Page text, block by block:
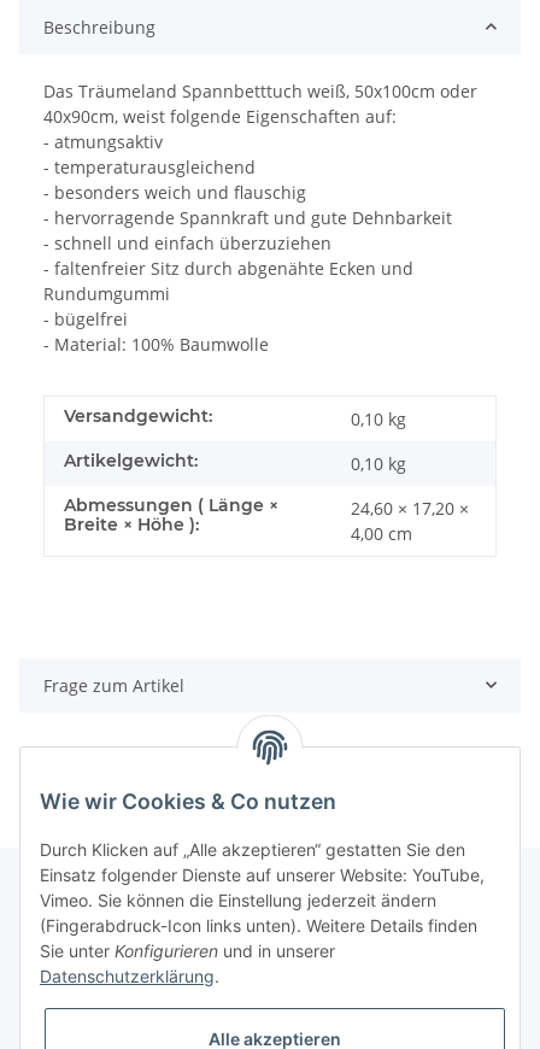
Beschreibung
Das Träumeland Spannbetttuch weiß, 50x100cm oder
40x90cm, weist folgende Eigenschaften auf:
- atmungsaktiv
- temperaturausgleichend
- besonders weich und flauschig
- hervorragende Spannkraft und gute Dehnbarkeit
- schnell und einfach überzuziehen
- faltenfreier Sitz durch abgenähte Ecken und
Rundumgummi
- bügelfrei
- Material: 100% Baumwolle
Versandgewicht: 0,10 kg
Artikelgewicht: 0,10 kg
Abmessungen ( Länge ×
Breite × Höhe ):
24,60 × 17,20 ×
4,00 cm
Frage zum Artikel
Informationen
Wie wir Cookies & Co nutzen
Durch Klicken auf „Alle akzeptieren“ gestatten Sie den
Einsatz folgender Dienste auf unserer Website: YouTube,
Vimeo. Sie können die Einstellung jederzeit ändern
(Fingerabdruck-Icon links unten). Weitere Details finden
Sie unter Konfigurieren und in unserer
Datenschutzerklärung.
Alle akzeptieren